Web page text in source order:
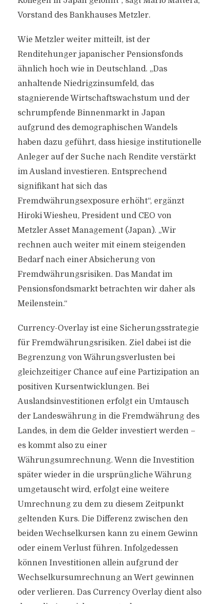
Vorstand des Bankhauses Metzler.
Wie Metzler weiter mitteilt, ist der
Renditehunger japanischer Pensionsfonds
ähnlich hoch wie in Deutschland. „Das
anhaltende Niedrigzinsumfeld, das
stagnierende Wirtschaftswachstum und der
schrumpfende Binnenmarkt in Japan
aufgrund des demographischen Wandels
haben dazu geführt, dass hiesige institutionelle
Anleger auf der Suche nach Rendite verstärkt
im Ausland investieren. Entsprechend
signifikant hat sich das
Fremdwährungsexposure erhöht“, ergänzt
Hiroki Wiesheu, President und CEO von
Metzler Asset Management (Japan). „Wir
rechnen auch weiter mit einem steigenden
Bedarf nach einer Absicherung von
Fremdwährungsrisiken. Das Mandat im
Pensionsfondsmarkt betrachten wir daher als
Meilenstein.“
Currency-Overlay ist eine Sicherungsstrategie
für Fremdwährungsrisiken. Ziel dabei ist die
Begrenzung von Währungsverlusten bei
gleichzeitiger Chance auf eine Partizipation an
positiven Kursentwicklungen. Bei
Auslandsinvestitionen erfolgt ein Umtausch
der Landeswährung in die Fremdwährung des
Landes, in dem die Gelder investiert werden –
es kommt also zu einer
Währungsumrechnung. Wenn die Investition
später wieder in die ursprüngliche Währung
umgetauscht wird, erfolgt eine weitere
Umrechnung zu dem zu diesem Zeitpunkt
geltenden Kurs. Die Differenz zwischen den
beiden Wechselkursen kann zu einem Gewinn
oder einem Verlust führen. Infolgedessen
können Investitionen allein aufgrund der
Wechselkursumrechnung an Wert gewinnen
oder verlieren. Das Currency Overlay dient also